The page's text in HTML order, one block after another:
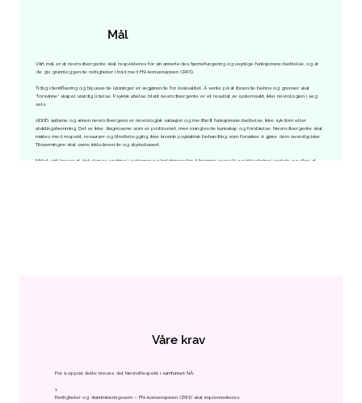
Mål
Vårt mål er at nevrodivergente skal respekteres for sin annerledes hjernefungering og usynlige funksjonsnedsettelse, og at
de gis grunnleggende rettigheter i tråd med FN-konvensjonen CRPD.
Tidlig identifisering og tilpassede løsninger er avgjørende for livskvalitet. Å vente på at iboende behov og grenser skal
“forsvinne” skaper unødig lidelse. Psykisk uhelse blant nevrodivergente er et resultat av systemsvikt, ikke nevrologien i seg
selv.
ADHD, autisme og annen nevrodivergens er nevrologisk variasjon og medfødt funksjonsnedsettelse, ikke sykdom eller
utviklingshemming. Det er ikke diagnosene som er problemet, men manglende kunnskap og forståelse. Nevrodivergente skal
møtes med respekt, ressurser og tilrettelegging, ikke kronisk psykiatrisk behandling som forsøker å gjøre dem nevrotypiske.
Tilnærmingen skal være inkluderende og styrkebasert.
Målet vårt krever at det skapes endring i systemer og holdninger, for å fremme respekt og inkludering i praksis, og sikre at
Våre krav
For å oppnå dette kreves det NevroRespekt i samfunnet NÅ:
1
Rettigheter og diskrimineringsvern – FN-konvensjonen CRPD skal implementeres.